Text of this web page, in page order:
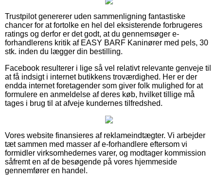
Trustpilot genererer uden sammenligning fantastiske
chancer for at fortolke en hel del eksisterende forbrugeres
ratings og derfor er det godt, at du gennemsøger e-
forhandlerens kritik af EASY BARF Kaninører med pels, 30
stk. inden du lægger din bestilling.
Facebook resulterer i lige så vel relativt relevante genveje til
at få indsigt i internet butikkens troværdighed. Her er der
endda internet foretagender som giver folk mulighed for at
formulere en anmeldelse af deres køb, hvilket tillige må
tages i brug til at afveje kundernes tilfredshed.
Vores website finansieres af reklameindtægter. Vi arbejder
tæt sammen med masser af e-forhandlere eftersom vi
formidler virksomhedernes varer, og modtager kommission
såfremt en af de besøgende på vores hjemmeside
gennemfører en handel.